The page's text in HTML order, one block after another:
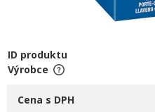
ID produktu
Výrobce
Cena s DPH